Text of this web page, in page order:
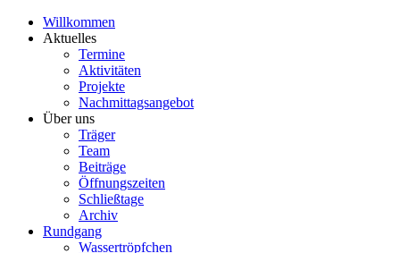
Willkommen
Aktuelles
Termine
Aktivitäten
Projekte
Nachmittagsangebot
Über uns
Träger
Team
Beiträge
Öffnungszeiten
Schließtage
Archiv
Rundgang
Wassertröpfchen